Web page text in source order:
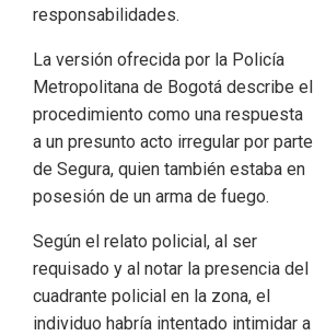
responsabilidades.
La versión ofrecida por la Policía
Metropolitana de Bogotá describe el
procedimiento como una respuesta
a un presunto acto irregular por parte
de Segura, quien también estaba en
posesión de un arma de fuego.
Según el relato policial, al ser
requisado y al notar la presencia del
cuadrante policial en la zona, el
individuo habría intentado intimidar a